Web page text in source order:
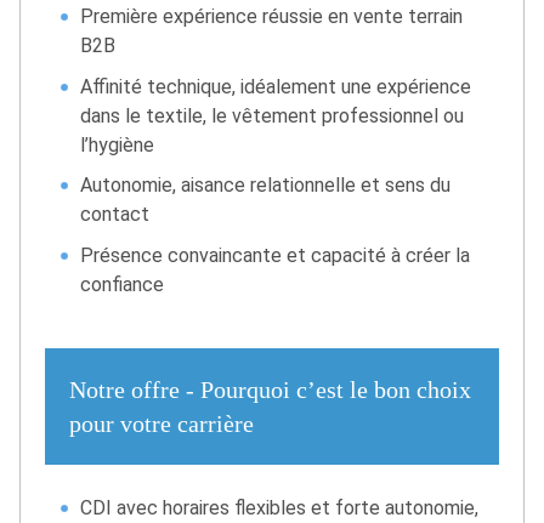
Première expérience réussie en vente terrain
B2B
Affinité technique, idéalement une expérience
dans le textile, le vêtement professionnel ou
l’hygiène
Autonomie, aisance relationnelle et sens du
contact
Présence convaincante et capacité à créer la
confiance
Notre offre - Pourquoi c’est le bon choix
pour votre carrière
CDI avec horaires flexibles et forte autonomie,